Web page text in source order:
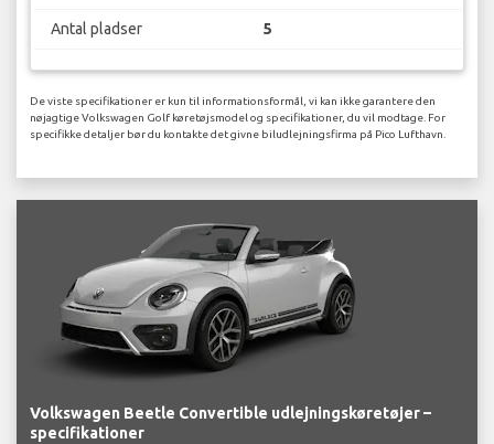
Antal pladser 5
De viste specifikationer er kun til informationsformål, vi kan ikke garantere den
nøjagtige Volkswagen Golf køretøjsmodel og specifikationer, du vil modtage. For
specifikke detaljer bør du kontakte det givne biludlejningsfirma på Pico Lufthavn.
Volkswagen Beetle Convertible udlejningskøretøjer –
specifikationer